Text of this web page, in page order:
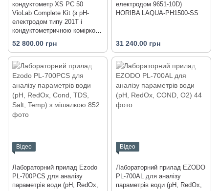
кондуктометр XS PC 50
VioLab Complete Kit (з pH-
електродом типу 201T і
кондуктометричною коміркою
типу 2301T)
52 800.00 грн
електродом 9651-10D)
HORIBA LAQUA-PH1500-SS
31 240.00 грн
Відео
Лабораторний прилад Ezodo
PL-700PCS для аналізу
параметрів води (рН, RedOx,
Відео
Лабораторний прилад EZODO
PL-700AL для аналізу
параметрів води (рН, RedOx,